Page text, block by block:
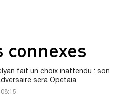
fait un choix inattendu : son
sera Opetaia